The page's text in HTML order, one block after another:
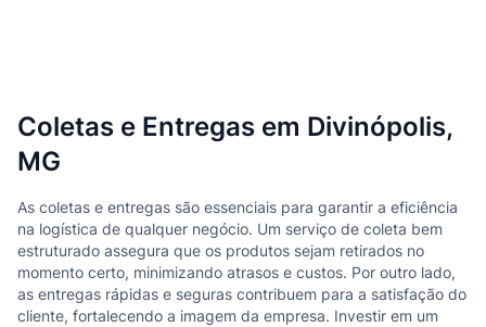
Coletas e Entregas em Divinópolis,
MG
As coletas e entregas são essenciais para garantir a eficiência
na logística de qualquer negócio. Um serviço de coleta bem
estruturado assegura que os produtos sejam retirados no
momento certo, minimizando atrasos e custos. Por outro lado,
as entregas rápidas e seguras contribuem para a satisfação do
cliente, fortalecendo a imagem da empresa. Investir em um